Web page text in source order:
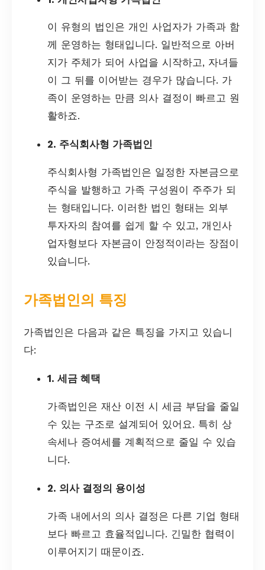
이 유형의 법인은 개인 사업자가 가족과 함
께 운영하는 형태입니다. 일반적으로 아버
지가 주체가 되어 사업을 시작하고, 자녀들
이 그 뒤를 이어받는 경우가 많습니다. 가
족이 운영하는 만큼 의사 결정이 빠르고 원
활하죠.
2. 주식회사형 가족법인
주식회사형 가족법인은 일정한 자본금으로
주식을 발행하고 가족 구성원이 주주가 되
는 형태입니다. 이러한 법인 형태는 외부
투자자의 참여를 쉽게 할 수 있고, 개인사
업자형보다 자본금이 안정적이라는 장점이
있습니다.
가족법인의 특징
가족법인은 다음과 같은 특징을 가지고 있습니
다:
1. 세금 혜택
가족법인은 재산 이전 시 세금 부담을 줄일
수 있는 구조로 설계되어 있어요. 특히 상
속세나 증여세를 계획적으로 줄일 수 있습
니다.
2. 의사 결정의 용이성
가족 내에서의 의사 결정은 다른 기업 형태
보다 빠르고 효율적입니다. 긴밀한 협력이
이루어지기 때문이죠.